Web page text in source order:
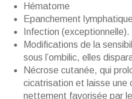
Hématome
Epanchement
Infection (exceptionnelle).
Modifications de la
sous l’ombilic, elles
Nécrose cutanée, qui
cicatrisation et laisse une
nettement favorisée par le